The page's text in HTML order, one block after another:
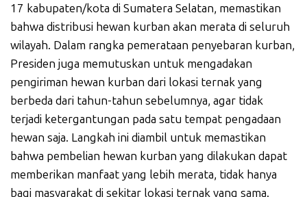
17 kabupaten/kota di Sumatera Selatan, memastikan
bahwa distribusi hewan kurban akan merata di seluruh
wilayah. Dalam rangka pemerataan penyebaran kurban,
Presiden juga memutuskan untuk mengadakan
pengiriman hewan kurban dari lokasi ternak yang
berbeda dari tahun-tahun sebelumnya, agar tidak
terjadi ketergantungan pada satu tempat pengadaan
hewan saja. Langkah ini diambil untuk memastikan
bahwa pembelian hewan kurban yang dilakukan dapat
memberikan manfaat yang lebih merata, tidak hanya
bagi masyarakat di sekitar lokasi ternak yang sama.